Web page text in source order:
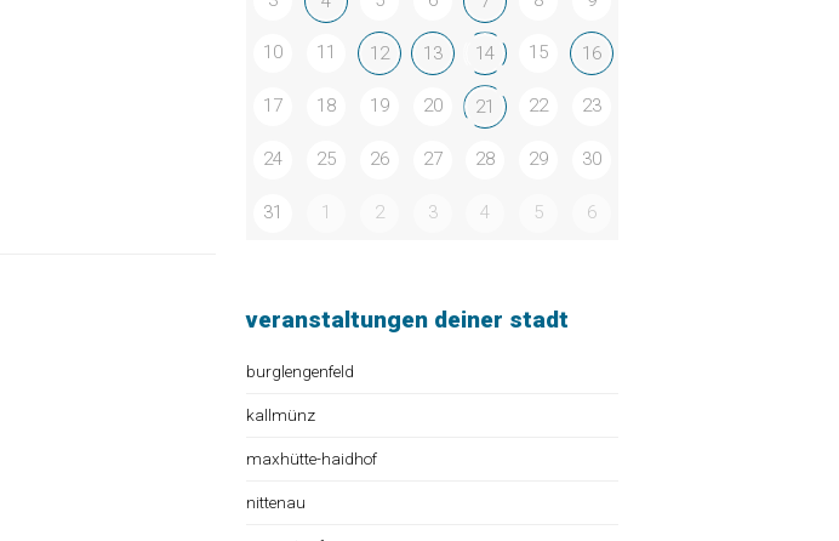
10 11 12 13 14 15 16
17 18 19 20 21 22 23
24 25 26 27 28 29 30
31 1 2 3 4 5 6
veranstaltungen deiner stadt
burglengenfeld
kallmünz
maxhütte-haidhof
nittenau